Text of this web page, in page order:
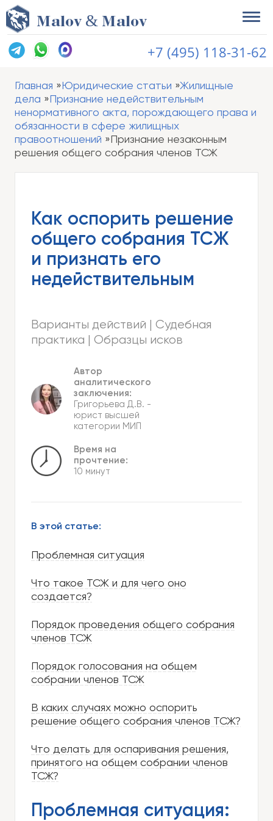
Malov & Malov
+7 (495) 118-31-62
Главная Юридические статьи
Жилищные
дела
Признание недействительным
ненормативного акта, порождающего права и
обязанности в сфере жилищных
правоотношений
Признание незаконным
решения общего собрания членов ТСЖ
Как оспорить решение
общего собрания ТСЖ
и признать его
недействительным
Варианты действий | Судебная
практика | Образцы исков
Автор
аналитического
заключения:
Григорьева Д.В. -
юрист высшей
категории МИП
Время на
прочтение:
10 минут
В этой статье:
Проблемная ситуация
Что такое ТСЖ и для чего оно
создается?
Порядок проведения общего собрания
членов ТСЖ
Порядок голосования на общем
собрании членов ТСЖ
В каких случаях можно оспорить
решение общего собрания членов ТСЖ?
Что делать для оспаривания решения,
принятого на общем собрании членов
ТСЖ?
Проблемная ситуация: